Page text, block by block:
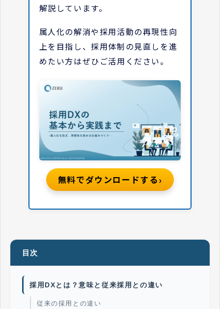
解説しています。
属人化の解消や採用活動の再現性向
上を目指し、採用体制の見直しを進
めたい方はぜひご活用ください。
無料でダウンロードする›
目次
採用DXとは？意味と従来採用との違い
従来の採用との違い